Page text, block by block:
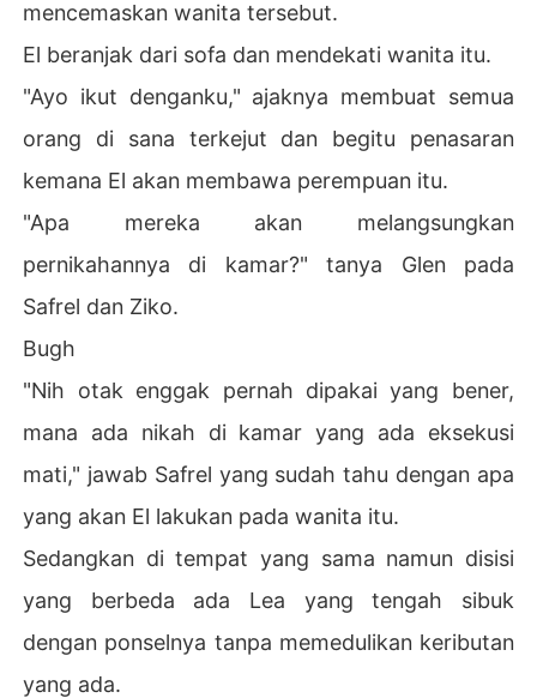
mencemaskan wanita tersebut.
El beranjak dari sofa dan mendekati wanita itu.
"Ayo ikut denganku," ajaknya membuat semua
orang di sana terkejut dan begitu penasaran
kemana El akan membawa perempuan itu.
"Apa mereka akan melangsungkan
pernikahannya di kamar?" tanya Glen pada
Safrel dan Ziko.
Bugh
"Nih otak enggak pernah dipakai yang bener,
mana ada nikah di kamar yang ada eksekusi
mati," jawab Safrel yang sudah tahu dengan apa
yang akan El lakukan pada wanita itu.
Sedangkan di tempat yang sama namun disisi
yang berbeda ada Lea yang tengah sibuk
dengan ponselnya tanpa memedulikan keributan
yang ada.